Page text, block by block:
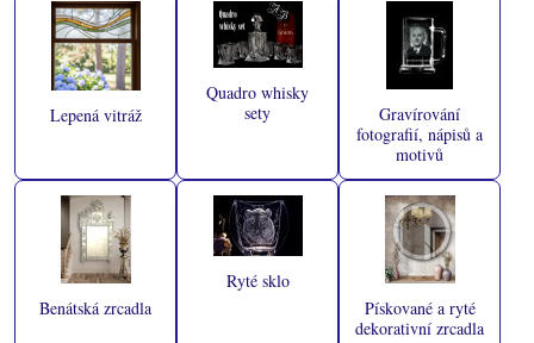
Lepená vitráž
Quadro whisky
sety
Gravírování
fotografií, nápisů a
motivů
Benátská zrcadla
Ryté sklo
Pískované a ryté
dekorativní zrcadla